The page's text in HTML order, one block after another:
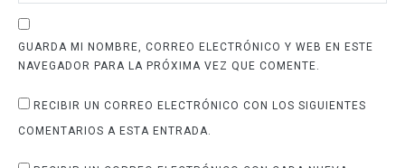
GUARDA MI NOMBRE, CORREO ELECTRÓNICO Y WEB EN ESTE
NAVEGADOR PARA LA PRÓXIMA VEZ QUE COMENTE.
RECIBIR UN CORREO ELECTRÓNICO CON LOS SIGUIENTES
COMENTARIOS A ESTA ENTRADA.